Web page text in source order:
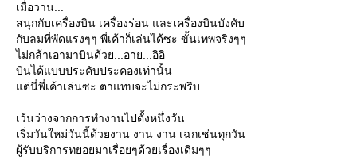
เมื่อวาน...
สนุกกับเครื่องบิน เครื่องร่อน และเครื่องบินบังคับ
กับลมที่พัดแรงๆๆ พี่เค้าก็เล่นได้ซะ ขั้นเทพจริงๆๆ
ไม่กล้าเอามาบินด้วย...อาย...อิอิ
บินได้แบบประคับประคองเท่านั้น
ต่นี่พี่เค้าเล่นซะ ตาแทบจะไม่กระพริบ
เว้นว่างจากการทำงานไปตั้งหนึ่งวัน
เริ่มวันใหม่วันนี้ด้วยงาน งาน งาน เฉกเช่นทุกวัน
ผู้รับบริการทยอยมาเรื่อยๆด้วยเรื่องเดิมๆๆ